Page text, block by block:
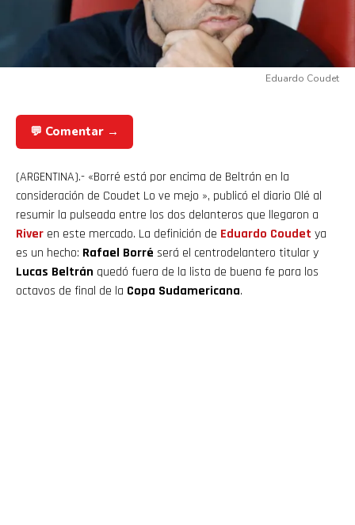
Eduardo Coudet
💬 Comentar →
(ARGENTINA).- «Borré está por encima de Beltrán en la
consideración de Coudet Lo ve mejo », publicó el diario Olé al
resumir la pulseada entre los dos delanteros que llegaron a
River en este mercado. La definición de Eduardo Coudet ya
es un hecho: Rafael Borré será el centrodelantero titular y
Lucas Beltrán quedó fuera de la lista de buena fe para los
octavos de final de la Copa Sudamericana.